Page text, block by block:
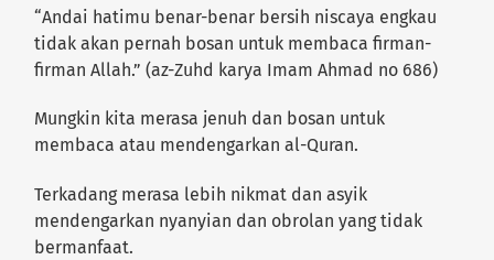
“Andai hatimu benar-benar bersih niscaya engkau
tidak akan pernah bosan untuk membaca firman-
firman Allah.” (az-Zuhd karya Imam Ahmad no 686)
Mungkin kita merasa jenuh dan bosan untuk
membaca atau mendengarkan al-Quran.
Terkadang merasa lebih nikmat dan asyik
mendengarkan nyanyian dan obrolan yang tidak
bermanfaat.